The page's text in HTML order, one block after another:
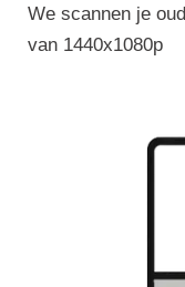
We scannen je
van 1440x1080p